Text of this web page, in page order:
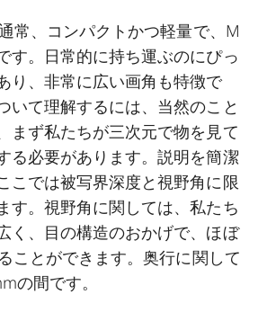
常、コンパクトかつ軽量で、M
す。日常的に持ち運ぶのにぴっ
り、非常に広い画角も特徴で
いて理解するには、当然のこと
まず私たちが三次元で物を見て
る必要があります。説明を簡潔
こでは被写界深度と視野角に限
す。視野角に関しては、私たち
く、目の構造のおかげで、ほぼ
ことができます。奥行に関して
の間です。